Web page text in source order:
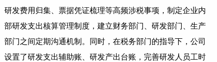
研发费用归集、票据凭证梳理等高频涉税事项，制定企业内
部研发支出核算管理制度，建立财务部门、研发部门、生产
部门之间定期沟通机制。同时，在税务部门的指导下，公司
设置了研发支出辅助账、研发产出台账，完善研发人员工时